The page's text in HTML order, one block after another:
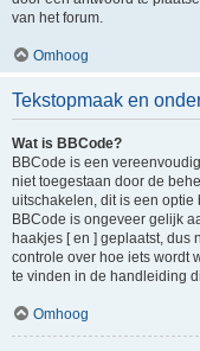
van het forum.
Omhoog
Tekstopmaak en
Wat is BBCode?
BBCode is een
niet toegestaan door de
uitschakelen, dit is een optie
BBCode is ongeveer gelijk
haakjes [ en ] geplaatst, dus
controle over hoe iets wordt
te vinden in de handleiding
Omhoog